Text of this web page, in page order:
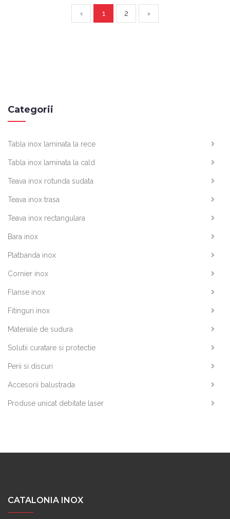
‹ 1 2 ›
Categorii
Tabla inox laminata la rece
Tabla inox laminata la cald
Teava inox rotunda sudata
Teava inox trasa
Teava inox rectangulara
Bara inox
Platbanda inox
Cornier inox
Flanse inox
Fitinguri inox
Materiale de sudura
Solutii curatare si protectie
Perii si discuri
Accesorii balustrada
Produse unicat debitate laser
CATALONIA INOX